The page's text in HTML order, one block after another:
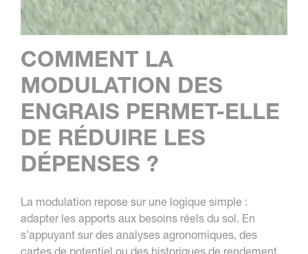
COMMENT LA
MODULATION DES
ENGRAIS PERMET-ELLE
DE RÉDUIRE LES
DÉPENSES ?
La modulation repose sur une logique simple :
adapter les apports aux besoins réels du sol. En
s’appuyant sur des analyses agronomiques, des